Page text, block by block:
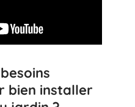
bien installer